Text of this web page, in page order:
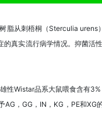
脂从刺梧桐（Sterculia
真实流行病学情况。抑菌活
性Wistar品系大鼠喂食含有
，GG，IN，KG，PE和